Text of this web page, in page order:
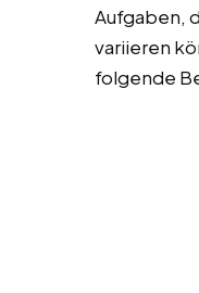
Aufgaben,
variieren
folgende